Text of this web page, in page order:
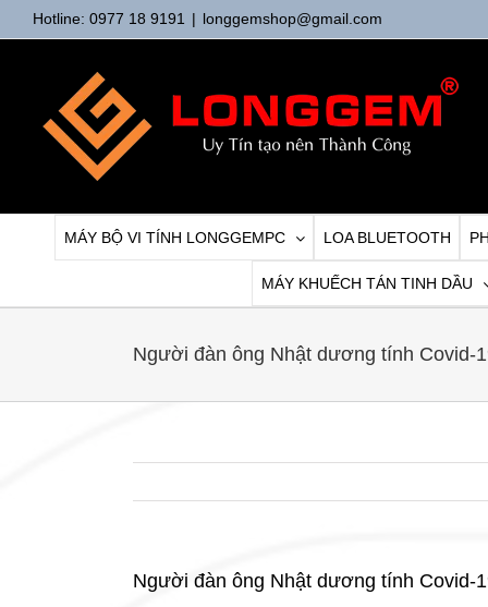
Hotline: 0977 18 9191 | longgemshop@gmail.com
MÁY BỘ VI TÍNH LONGGEMPC LOA BLUETOOTH
MÁY KHUẾCH TÁN TINH DẦU
Người đàn ông Nhật dương tính Covid-
Người đàn ông Nhật dương tính Covid-